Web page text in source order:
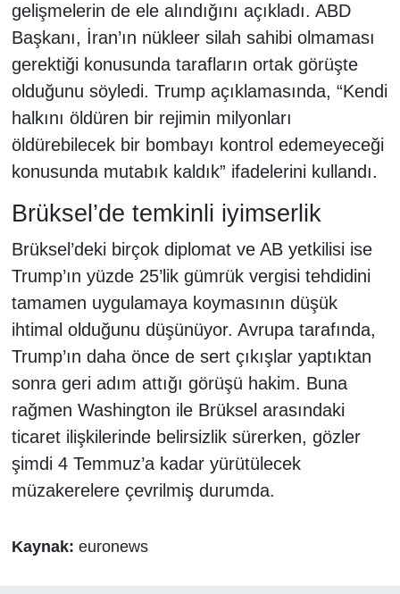
gelişmelerin de ele alındığını açıkladı. ABD
Başkanı, İran’ın nükleer silah sahibi olmaması
gerektiği konusunda tarafların ortak görüşte
olduğunu söyledi. Trump açıklamasında, “Kendi
halkını öldüren bir rejimin milyonları
öldürebilecek bir bombayı kontrol edemeyeceği
konusunda mutabık kaldık” ifadelerini kullandı.
Brüksel’de temkinli iyimserlik
Brüksel’deki birçok diplomat ve AB yetkilisi ise
Trump’ın yüzde 25’lik gümrük vergisi tehdidini
tamamen uygulamaya koymasının düşük
ihtimal olduğunu düşünüyor. Avrupa tarafında,
Trump’ın daha önce de sert çıkışlar yaptıktan
sonra geri adım attığı görüşü hakim. Buna
rağmen Washington ile Brüksel arasındaki
ticaret ilişkilerinde belirsizlik sürerken, gözler
şimdi 4 Temmuz’a kadar yürütülecek
müzakerelere çevrilmiş durumda.
Kaynak: euronews